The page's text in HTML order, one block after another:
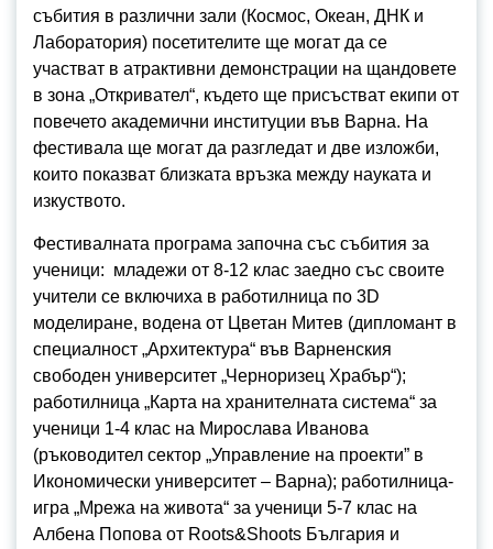
събития в различни зали (Космос, Океан, ДНК и
Лаборатория) посетителите ще могат да се
участват в атрактивни демонстрации на щандовете
в зона „Откривател“, където ще присъстват екипи от
повечето академични институции във Варна. На
фестивала ще могат да разгледат и две изложби,
които показват близката връзка между науката и
изкуството.
Фестивалната програма започна със събития за
ученици: младежи от 8-12 клас заедно със своите
учители се включиха в работилница по 3D
моделиране, водена от Цветан Митев (дипломант в
специалност „Архитектура“ във Варненския
свободен университет „Черноризец Храбър“);
работилница „Карта на хранителната система“ за
ученици 1-4 клас на Мирослава Иванова
(ръководител сектор „Управление на проекти” в
Икономически университет – Варна); работилница-
игра „Мрежа на живота“ за ученици 5-7 клас на
Албена Попова от Roots&Shoots България и